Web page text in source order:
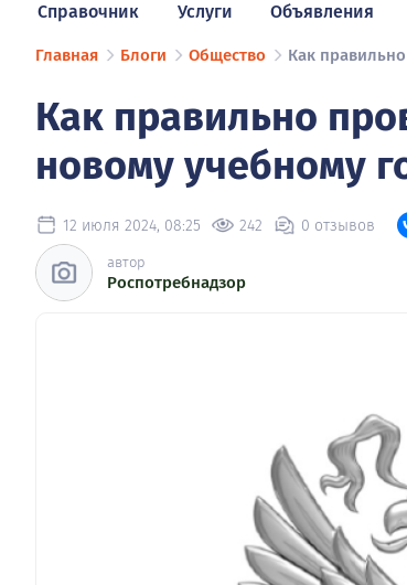
Справочник Услуги Объявления
Главная Блоги Общество Как
Как правильно
новому учебному
12 июля 2024, 08:25 242 0 отзывов
автор
Роспотребнадзор